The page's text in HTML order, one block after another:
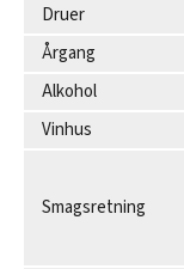
Druer
Årgang
Alkohol
Vinhus
Smagsretning